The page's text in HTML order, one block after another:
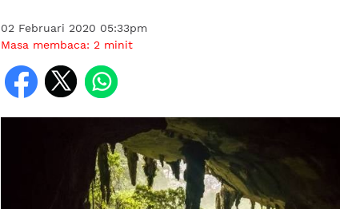
02 Februari 2020 05:33pm
Masa membaca: 2 minit